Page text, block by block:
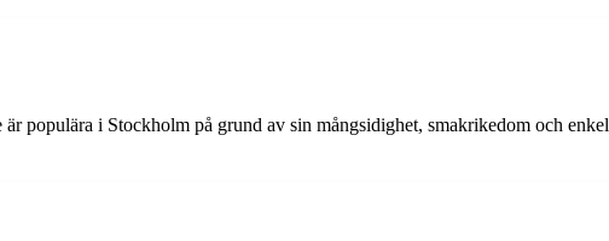
populära i Stockholm på grund av sin mångsidighet, smakrikedom och